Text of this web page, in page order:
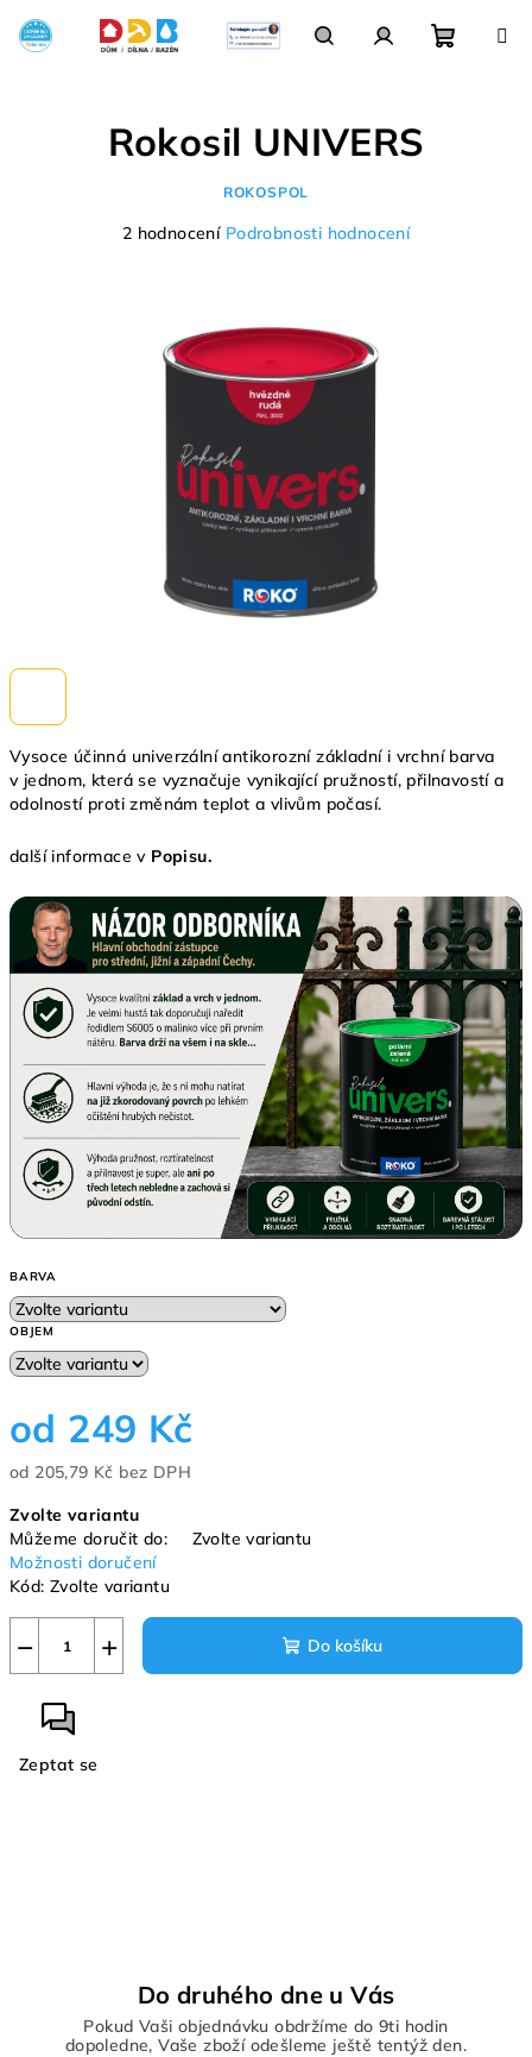
obsah
Vysoce účinná univerzální antikorozní základní i vrchní barva
v jednom, která se vyznačuje vynikající pružností, přilnavostí a
odolností proti změnám teplot a vlivům počasí.
další informace v Popisu.
BARVA
OBJEM
od 249 Kč
od 205,79 Kč bez DPH
cena:
Zvolte variantu
Můžeme doručit do:
Zvolte variantu
Možnosti doručení
Kód: Zvolte variantu
+
− Do košíku
Zeptat se
Rokosil UNIVERS
ROKOSPOL
Průměrné
2 hodnocení Podrobnosti hodnocení
Do druhého dne u Vás
Pokud Vaši objednávku obdržíme do 9ti hodin
dopoledne, Vaše zboží odešleme ještě tentýž den.